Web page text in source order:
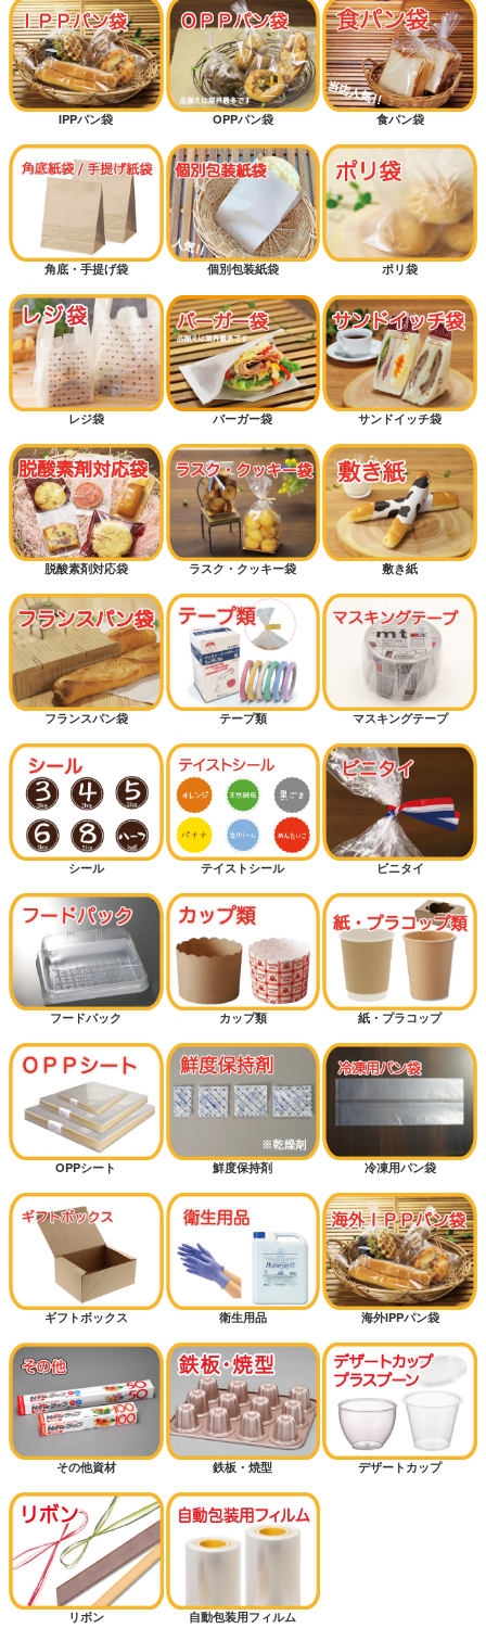
IPPパン袋 OPPパン袋 食パン袋
角底・手提げ袋 個別包装紙袋 ポリ袋
レジ袋 バーガー袋 サンドイッチ袋
脱酸素剤対応袋 ラスク・クッキー袋 敷き紙
フランスパン袋 テープ類 マスキングテープ
シール テイストシール ビニタイ
フードパック カップ類 紙・プラコップ
OPPシート 鮮度保持剤 冷凍用パン袋
ギフトボックス 衛生用品 海外IPPパン袋
その他資材 鉄板・焼型 デザートカップ
リボン 自動包装用フィルム